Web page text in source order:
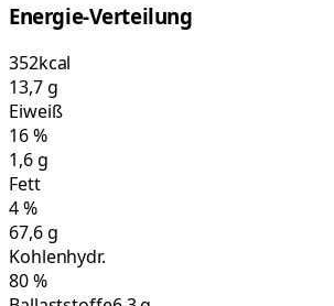
Energie-Verteilung
352kcal
13,7g
Eiweiß
16%
1,6g
Fett
4%
67,6g
Kohlenhydr.
80%